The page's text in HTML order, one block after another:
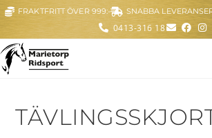
FRAKTFRITT ÖVER 999:- SNABBA
0413-316 18